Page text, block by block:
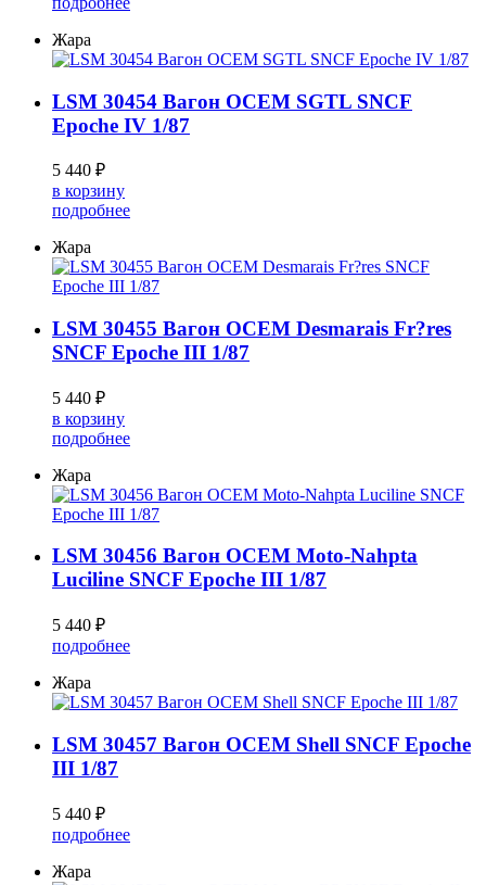
Жара
LSM 30454 Вагон OCEM SGTL SNCF
Epoche IV 1/87
5 440 ₽
в корзину
подробнее
Жара
LSM 30455 Вагон OCEM Desmarais Fr?res
SNCF Epoche III 1/87
5 440 ₽
в корзину
подробнее
Жара
LSM 30456 Вагон OCEM Moto-Nahpta
Luciline SNCF Epoche III 1/87
5 440 ₽
подробнее
Жара
LSM 30457 Вагон OCEM Shell SNCF Epoche
III 1/87
5 440 ₽
подробнее
Жара